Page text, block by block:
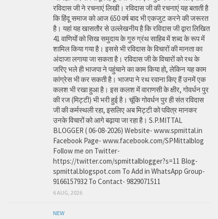
रविदास जी ने रचनाएं लिखी। रविदास जी की रचनाएं यह बताती है
कि हिंदू समाज को आज 650 वर्ष बाद भी एकजुट करने की जरूरत
है। यहां यह खासतौर से उल्लेखनीय है कि रविदास जी द्वारा लिखित
41 वाणियोंं को सिख समुदाय के गुरु ग्रंथ साहिब में शब्द के रूप में
शामिल किया गया है। इससे भी रविदास के विचारों की मानता का
अंदाजा लगाया जा सकता है। रविदास जी के विचारों को रथ के
जरिए भले ही भाजपा ने पहुंचाने का काम किया हो, लेकिन यह काम
कांग्रेस भी कर सकती है। भाजपा ने रथ रवाना किए हैं उनमें एक
कलश भी रखा हुआ है। इस कलश में वाराणसी के क्षीर, गोवर्धन पुर
की रज (मिट्टी) भी भरी हुई है। चूंकि गोवर्धन पुर ही संत रविदास
जी की कर्मस्थली रहा, इसलिए अब मिट्टी को पवित्र मानकर
उनके विचारों को आगे बढ़ाया जा रहा है। S.P.MITTAL
BLOGGER ( 06-08-2026) Website- www.spmittal.in
Facebook Page- www.facebook.com/SPMittalblog
Follow me on Twitter-
https://twitter.com/spmittalblogger?s=11 Blog-
spmittal.blogspot.com To Add in WhatsApp Group-
9166157932 To Contact- 9829071511
6 AUG, 2026
NEW